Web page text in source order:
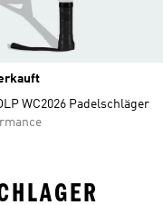
WC2026 Padelschläger